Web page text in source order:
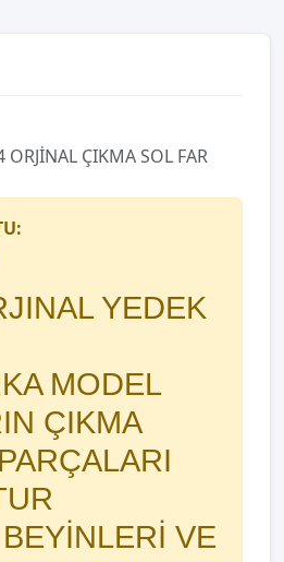
ORJİNAL ÇIKMA SOL FAR
YEDEK
MODEL
ÇIKMA
VE